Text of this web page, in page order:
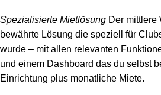
Spezialisierte Mietlösung Der mittlere
bewährte Lösung die speziell für
wurde – mit allen relevanten
und einem Dashboard das du selbst
Einrichtung plus monatliche Miete.